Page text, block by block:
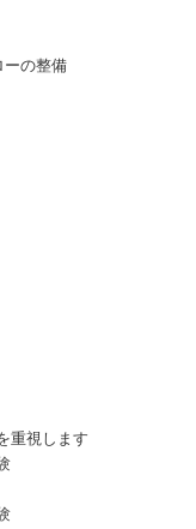
ーの整備
重視します